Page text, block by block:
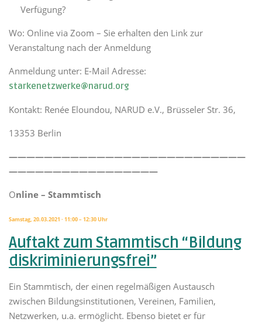
Verfügung?
Wo: Online via Zoom – Sie erhalten den Link zur
Veranstaltung nach der Anmeldung
Anmeldung unter: E-Mail Adresse:
starkenetzwerke@narud.org
Kontakt: Renée Eloundou, NARUD e.V., Brüsseler Str. 36,
13353 Berlin
———————————————————————————
—————————————————
Online – Stammtisch
Samstag, 20.03.2021 · 11:00 – 12:30 Uhr
Auftakt zum Stammtisch “Bildung
diskriminierungsfrei”
Ein Stammtisch, der einen regelmäßigen Austausch
zwischen Bildungsinstitutionen, Vereinen, Familien,
Netzwerken, u.a. ermöglicht. Ebenso bietet er für